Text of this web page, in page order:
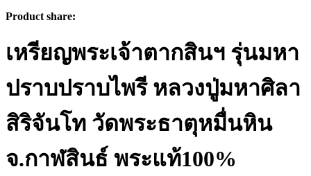
Product share:
เหรียญพระเจ้าตากสินฯ รุ่นมหา
ปราบปราบไพรี หลวงปู่มหาศิลา
สิริจันโท วัดพระธาตุหมื่นหิน
จ.กาฬสินธ์ พระแท้100%